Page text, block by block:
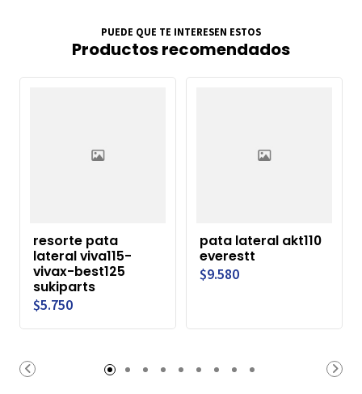
PUEDE QUE TE INTERESEN ESTOS
Productos recomendados
resorte pata
lateral viva115-
vivax-best125
sukiparts
$5.750
pata lateral akt110
everestt
$9.580